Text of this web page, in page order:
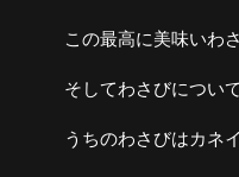
この最高に美味いわ
そしてわさびについ
うちのわさびはカネ